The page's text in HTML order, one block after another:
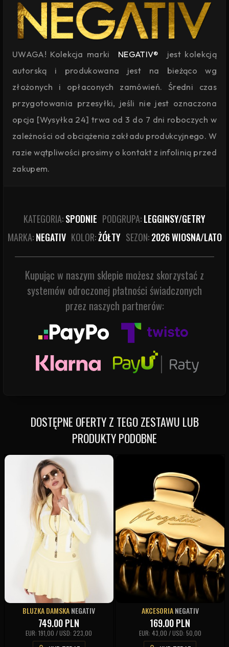
UWAGA! Kolekcja marki NEGATIV®
jest kolekcją
autorską i produkowana jest na bieżąco wg
złożonych i opłaconych zamówień. Średni czas
przygotowania przesyłki, jeśli nie jest oznaczona
opcja [Wysyłka 24] trwa od 3 do 7 dni roboczych w
zależności od obciążenia zakładu produkcyjnego. W
razie wątpliwości prosimy o kontakt z infolinią przed
zakupem.
KATEGORIA:SPODNIE PODGRUPA:LEGGINSY/GETRY
MARKA:NEGATIV KOLOR:ŻÓŁTY SEZON:2026 WIOSNA/LATO
Kupując w naszym sklepie możesz skorzystać z
systemów odroczonej płatności świadczonych
przez naszych partnerów:
DOSTĘPNE OFERTY Z TEGO ZESTAWU LUB
PRODUKTY PODOBNE
BLUZKA DAMSKANEGATIV
749.00PLN
EUR: 191,00 / USD: 223,00
AKCESORIANEGATIV
169.00PLN
EUR: 43,00 / USD: 50,00